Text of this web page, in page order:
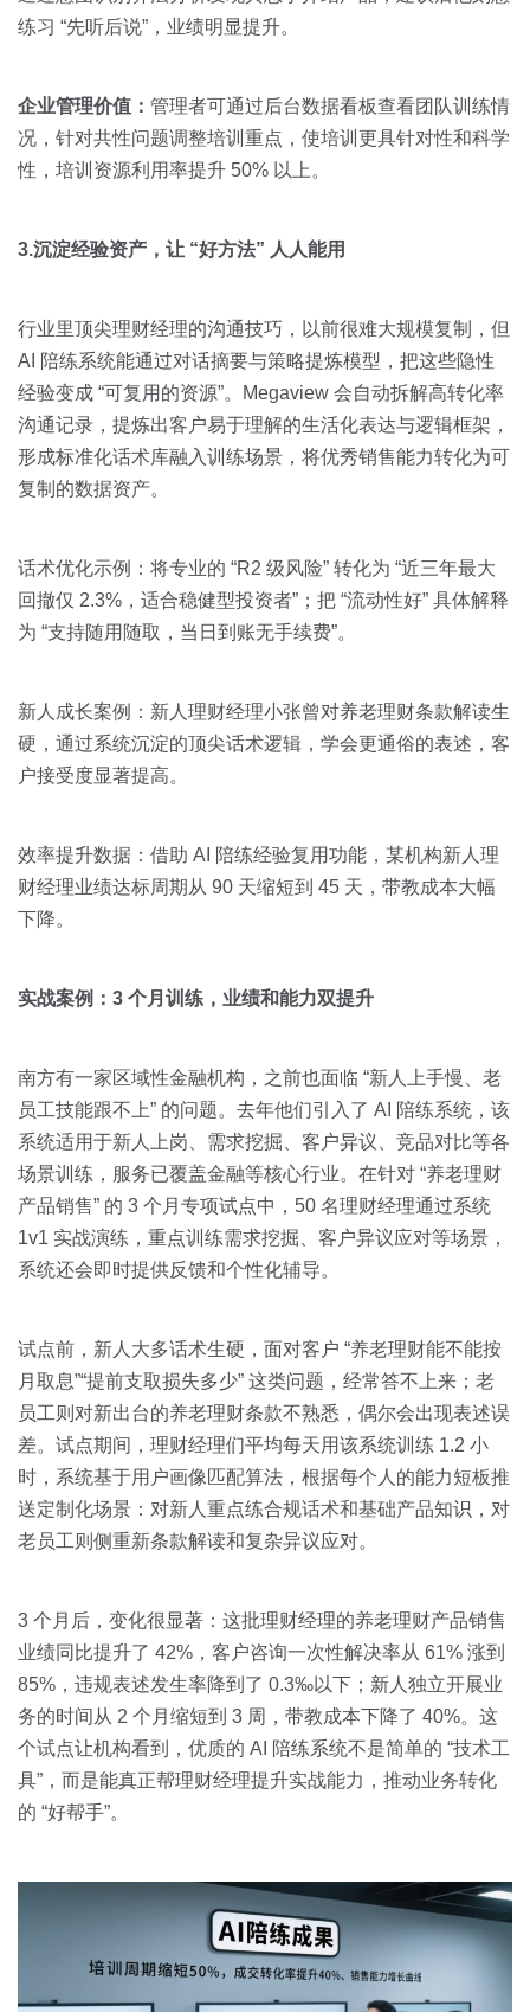
练习 “先听后说”，业绩明显提升。
企业管理价值： 管理者可通过后台数据看板查看团队训练情
况，针对共性问题调整培训重点，使培训更具针对性和科学
性，培训资源利用率提升 50% 以上。
3.沉淀经验资产，让 “好方法” 人人能用
行业里顶尖理财经理的沟通技巧，以前很难大规模复制，但
AI 陪练系统能通过对话摘要与策略提炼模型，把这些隐性
经验变成 “可复用的资源”。Megaview 会自动拆解高转化率
沟通记录，提炼出客户易于理解的生活化表达与逻辑框架，
形成标准化话术库融入训练场景，将优秀销售能力转化为可
复制的数据资产。
话术优化示例：将专业的 “R2 级风险” 转化为 “近三年最大
回撤仅 2.3%，适合稳健型投资者”；把 “流动性好” 具体解释
为 “支持随用随取，当日到账无手续费”。
新人成长案例：新人理财经理小张曾对养老理财条款解读生
硬，通过系统沉淀的顶尖话术逻辑，学会更通俗的表述，客
户接受度显著提高。
效率提升数据：借助 AI 陪练经验复用功能，某机构新人理
财经理业绩达标周期从 90 天缩短到 45 天，带教成本大幅
下降。
实战案例：3 个月训练，业绩和能力双提升
南方有一家区域性金融机构，之前也面临 “新人上手慢、老
员工技能跟不上” 的问题。去年他们引入了 AI 陪练系统，该
系统适用于新人上岗、需求挖掘、客户异议、竞品对比等各
场景训练，服务已覆盖金融等核心行业。在针对 “养老理财
产品销售” 的 3 个月专项试点中，50 名理财经理通过系统
1v1 实战演练，重点训练需求挖掘、客户异议应对等场景，
系统还会即时提供反馈和个性化辅导。
试点前，新人大多话术生硬，面对客户 “养老理财能不能按
月取息”“提前支取损失多少” 这类问题，经常答不上来；老
员工则对新出台的养老理财条款不熟悉，偶尔会出现表述误
差。试点期间，理财经理们平均每天用该系统训练 1.2 小
时，系统基于用户画像匹配算法，根据每个人的能力短板推
送定制化场景：对新人重点练合规话术和基础产品知识，对
老员工则侧重新条款解读和复杂异议应对。
3 个月后，变化很显著：这批理财经理的养老理财产品销售
业绩同比提升了 42%，客户咨询一次性解决率从 61% 涨到
85%，违规表述发生率降到了 0.3‰以下；新人独立开展业
务的时间从 2 个月缩短到 3 周，带教成本下降了 40%。这
个试点让机构看到，优质的 AI 陪练系统不是简单的 “技术工
具”，而是能真正帮理财经理提升实战能力，推动业务转化
的 “好帮手”。